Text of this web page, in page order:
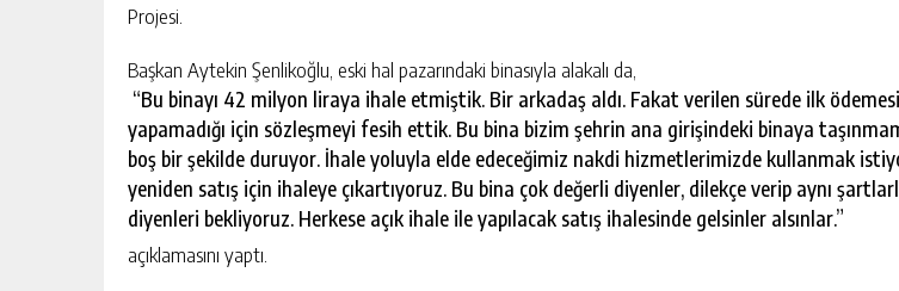
Projesi.
Başkan Aytekin Şenlikoğlu, eski hal pazarındaki binasıyla alakalı da,
“Bu binayı 42 milyon liraya ihale etmiştik. Bir arkadaş aldı. Fakat verilen sürede ilk
yapamadığı için sözleşmeyi fesih ettik. Bu bina bizim şehrin ana girişindeki binaya
boş bir şekilde duruyor. İhale yoluyla elde edeceğimiz nakdi hizmetlerimizde kullanmak
yeniden satış için ihaleye çıkartıyoruz. Bu bina çok değerli diyenler, dilekçe verip aynı
diyenleri bekliyoruz. Herkese açık ihale ile yapılacak satış ihalesinde gelsinler alsınlar.”
açıklamasını yaptı.